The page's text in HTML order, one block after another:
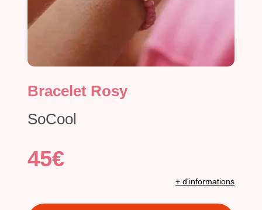
Bracelet Rosy
SoCool
45€
+ d'informations